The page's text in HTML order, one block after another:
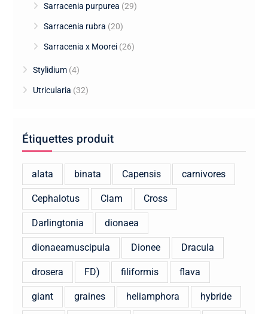
Sarracenia purpurea (29)
Sarracenia rubra (20)
Sarracenia x Moorei (26)
Stylidium (4)
Utricularia (32)
Étiquettes produit
alata binata Capensis carnivores
Cephalotus Clam Cross
Darlingtonia dionaea
dionaeamuscipula Dionee Dracula
drosera FD) filiformis flava
giant graines heliamphora hybride